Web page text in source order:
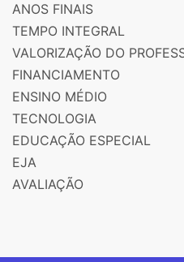
ANOS FINAIS
TEMPO INTEGRAL
VALORIZAÇÃO DO
FINANCIAMENTO
ENSINO MÉDIO
TECNOLOGIA
EDUCAÇÃO ESPECIAL
EJA
AVALIAÇÃO